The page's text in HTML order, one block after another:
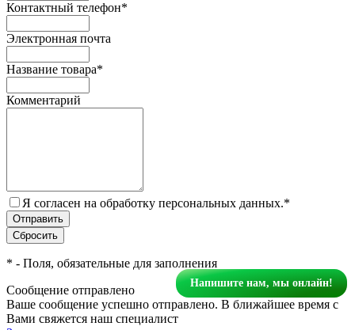
Контактный телефон*
Электронная почта
Название товара*
Комментарий
Я согласен на обработку персональных данных.*
* - Поля, обязательные для заполнения
Сообщение отправлено
Ваше сообщение успешно отправлено. В ближайшее время с
Вами свяжется наш специалист
Напишите нам, мы онлайн!